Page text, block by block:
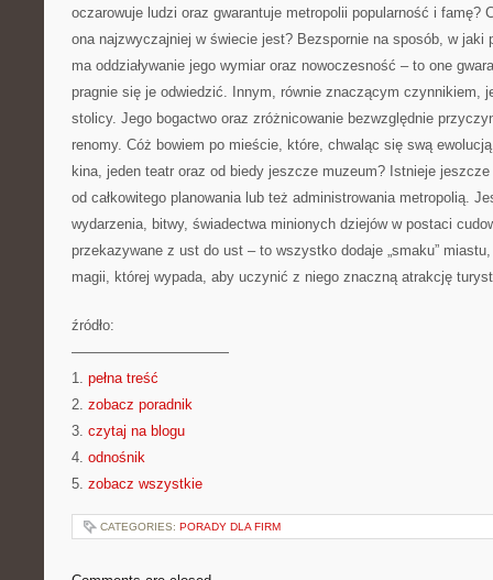
oczarowuje ludzi oraz gwarantuje metropolii popularność i famę?
ona najzwyczajniej w świecie jest? Bezspornie na sposób, w jaki
ma oddziaływanie jego wymiar oraz nowoczesność – to one
pragnie się je odwiedzić. Innym, równie znaczącym czynnikiem,
stolicy. Jego bogactwo oraz zróżnicowanie bezwzględnie
renomy. Cóż bowiem po mieście, które, chwaląc się swą
kina, jeden teatr oraz od biedy jeszcze muzeum? Istnieje
od całkowitego planowania lub też administrowania metropolią.
wydarzenia, bitwy, świadectwa minionych dziejów w postaci
przekazywane z ust do ust – to wszystko dodaje „smaku”
magii, której wypada, aby uczynić z niego znaczną atrakcję
źródło:
———————————
1. pełna treść
2. zobacz poradnik
3. czytaj na blogu
4. odnośnik
5. zobacz wszystkie
CATEGORIES: PORADY DLA FIRM